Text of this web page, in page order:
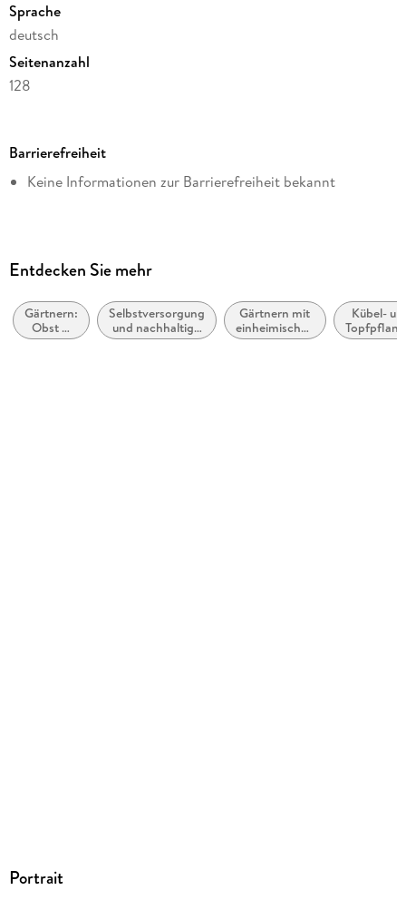
Sprache
deutsch
Seitenanzahl
128
Reihe
GU Gartenpraxis
Verlag/Hersteller
Kopierschutz
mit Wasserzeichen versehen
Barrierefreiheit
Keine Informationen zur Barrierefreiheit bekannt
Entdecken Sie mehr
Gärtnern:
Obst &
Gemüse
Selbstversorgung
und nachhaltige
Lebensstile
Gärtnern mit
einheimischen
Pflanzen
Kübel-
Portrait